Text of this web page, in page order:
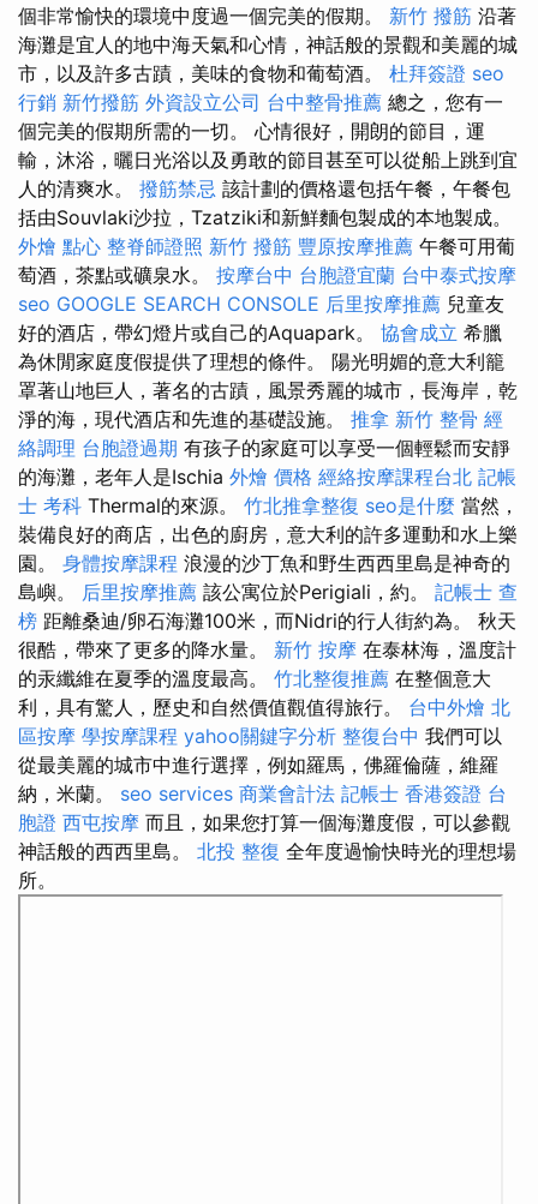
個非常愉快的環境中度過一個完美的假期。 新竹 撥筋 沿著
海灘是宜人的地中海天氣和心情，神話般的景觀和美麗的城
市，以及許多古蹟，美味的食物和葡萄酒。 杜拜簽證 seo
行銷 新竹撥筋 外資設立公司 台中整骨推薦 總之，您有一
個完美的假期所需的一切。 心情很好，開朗的節目，運
輸，沐浴，曬日光浴以及勇敢的節目甚至可以從船上跳到宜
人的清爽水。 撥筋禁忌 該計劃的價格還包括午餐，午餐包
括由Souvlaki沙拉，Tzatziki和新鮮麵包製成的本地製成。
外燴 點心 整脊師證照 新竹 撥筋 豐原按摩推薦 午餐可用葡
萄酒，茶點或礦泉水。 按摩台中 台胞證宜蘭 台中泰式按摩
seo GOOGLE SEARCH CONSOLE 后里按摩推薦 兒童友
好的酒店，帶幻燈片或自己的Aquapark。 協會成立 希臘
為休閒家庭度假提供了理想的條件。 陽光明媚的意大利籠
罩著山地巨人，著名的古蹟，風景秀麗的城市，長海岸，乾
淨的海，現代酒店和先進的基礎設施。 推拿 新竹 整骨 經
絡調理 台胞證過期 有孩子的家庭可以享受一個輕鬆而安靜
的海灘，老年人是Ischia 外燴 價格 經絡按摩課程台北 記帳
士 考科 Thermal的來源。 竹北推拿整復 seo是什麼 當然，
裝備良好的商店，出色的廚房，意大利的許多運動和水上樂
園。 身體按摩課程 浪漫的沙丁魚和野生西西里島是神奇的
島嶼。 后里按摩推薦 該公寓位於Perigiali，約。 記帳士 查
榜 距離桑迪/卵石海灘100米，而Nidri的行人街約為。 秋天
很酷，帶來了更多的降水量。 新竹 按摩 在泰林海，溫度計
的汞纖維在夏季的溫度最高。 竹北整復推薦 在整個意大
利，具有驚人，歷史和自然價值觀值得旅行。 台中外燴 北
區按摩 學按摩課程 yahoo關鍵字分析 整復台中 我們可以
從最美麗的城市中進行選擇，例如羅馬，佛羅倫薩，維羅
納，米蘭。 seo services 商業會計法 記帳士 香港簽證 台
胞證 西屯按摩 而且，如果您打算一個海灘度假，可以參觀
神話般的西西里島。 北投 整復 全年度過愉快時光的理想場
所。